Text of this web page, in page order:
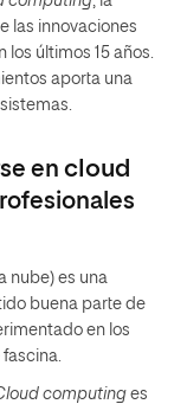
las innovaciones
últimos 15 años.
aporta una
en cloud
nube) es una
buena parte de
en los
computing es